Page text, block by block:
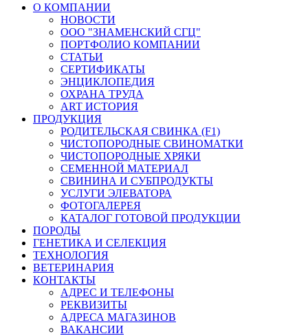
О КОМПАНИИ
НОВОСТИ
ООО "ЗНАМЕНСКИЙ СГЦ"
ПОРТФОЛИО КОМПАНИИ
СТАТЬИ
СЕРТИФИКАТЫ
ЭНЦИКЛОПЕДИЯ
ОХРАНА ТРУДА
ART ИСТОРИЯ
ПРОДУКЦИЯ
РОДИТЕЛЬСКАЯ СВИНКА (F1)
ЧИСТОПОРОДНЫЕ СВИНОМАТКИ
ЧИСТОПОРОДНЫЕ ХРЯКИ
СЕМЕННОЙ МАТЕРИАЛ
СВИНИНА И СУБПРОДУКТЫ
УСЛУГИ ЭЛЕВАТОРА
ФОТОГАЛЕРЕЯ
КАТАЛОГ ГОТОВОЙ ПРОДУКЦИИ
ПОРОДЫ
ГЕНЕТИКА И СЕЛЕКЦИЯ
ТЕХНОЛОГИЯ
ВЕТЕРИНАРИЯ
КОНТАКТЫ
АДРЕС И ТЕЛЕФОНЫ
РЕКВИЗИТЫ
АДРЕСА МАГАЗИНОВ
ВАКАНСИИ